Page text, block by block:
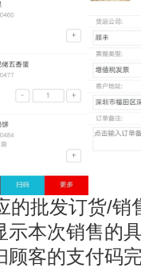
的批发订货/销
示本次销售的
顾客的支付码